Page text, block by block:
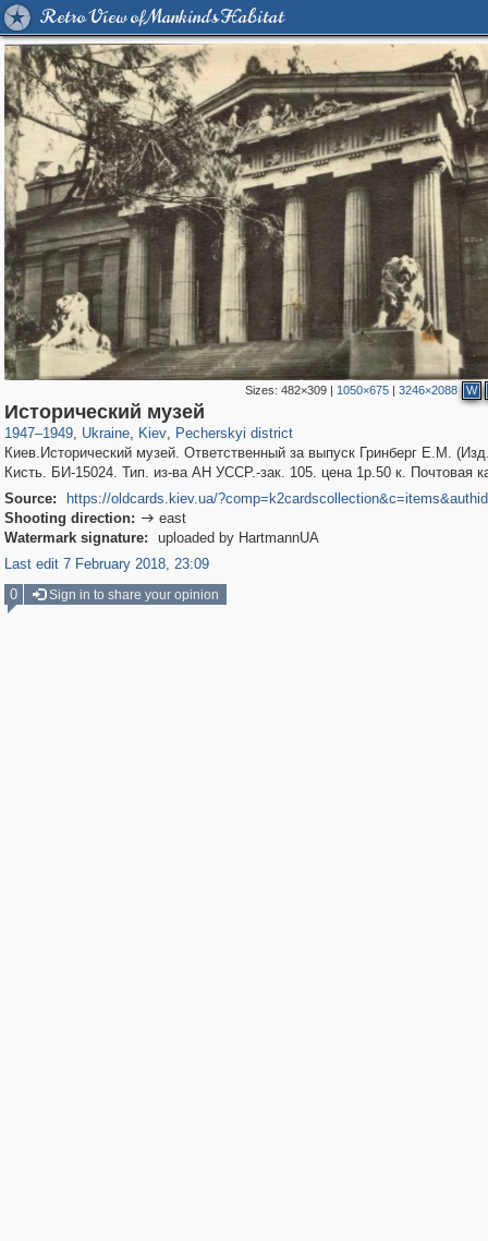
Retro View of Mankind's Habitat
Sizes:482×309 | 1050×675 |3246×2088 W
Исторический музей
1947–1949, Ukraine
135,311 2,355
, Kiev
61,096 1,606
, Pecherskyi district
17,242
Киев.Исторический музей. Ответственный за выпуск Гринберг Е.М.
Кисть. БИ-15024. Тип. из-ва АН УССР.-зак. 105. цена 1р.50 к. Почтовая
Source:
https://oldcards.kiev.ua/
Shooting direction:  east
Watermark signature:
uploaded by HartmannUA
Last edit 7 February 2018, 23:09
0
Sign in to share your opinion